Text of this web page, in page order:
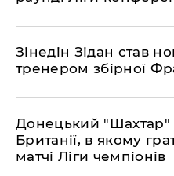
​Зінедін Зідан став
тренером збірної
Донецький "Шахтар"
Британії, в якому
матчі Ліги чемпіонів